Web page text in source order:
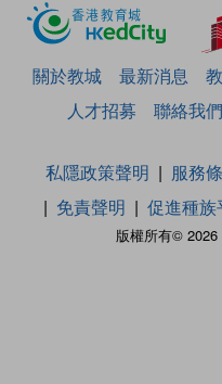
關於教城 最新消息
人才招募
聯絡我們
版權所有© 2026
私隱政策聲明 服務
免責聲明
促進種